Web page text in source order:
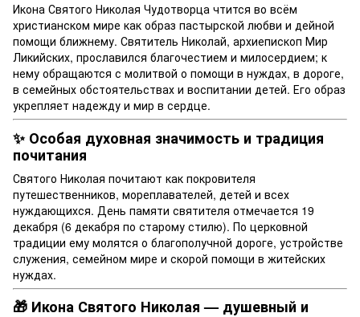
Икона Святого Николая Чудотворца чтится во всём
христианском мире как образ пастырской любви и дейной
помощи ближнему. Святитель Николай, архиепископ Мир
Ликийских, прославился благочестием и милосердием; к
нему обращаются с молитвой о помощи в нуждах, в дороге,
в семейных обстоятельствах и воспитании детей. Его образ
укрепляет надежду и мир в сердце.
✨ Особая духовная значимость и традиция
почитания
Святого Николая почитают как покровителя
путешественников, мореплавателей, детей и всех
нуждающихся. День памяти святителя отмечается 19
декабря (6 декабря по старому стилю). По церковной
традиции ему молятся о благополучной дороге, устройстве
служения, семейном мире и скорой помощи в житейских
нуждах.
🎁 Икона Святого Николая — душевный и